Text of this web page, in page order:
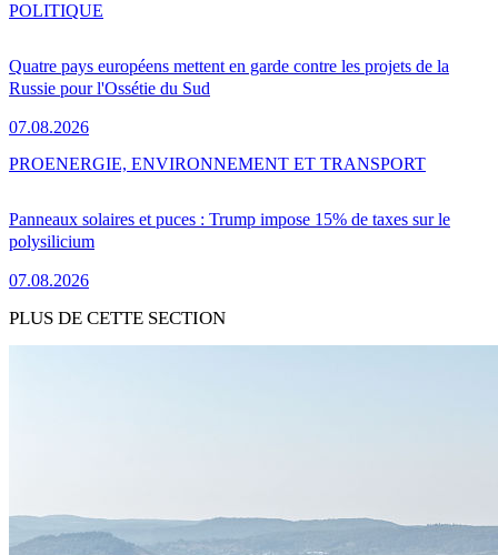
Quatre pays européens mettent en garde contre les projets de la
Russie pour l'Ossétie du Sud
07.08.2026
POLITIQUE
Panneaux solaires et puces : Trump impose 15% de taxes sur le
polysilicium
07.08.2026
PROENERGIE, ENVIRONNEMENT ET TRANSPORT
PLUS DE CETTE SECTION